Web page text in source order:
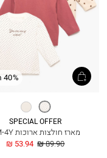
40% הנחה
אדום
ויולט
אופוויט
SPECIAL OFFER
מארז חולצות ארוכות 6M-4Y
החל
53.94 ₪ מחיר
89.90 ₪